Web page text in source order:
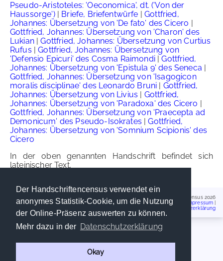
Der Handschriftencensus verwendet ein
anonymes Statistik-Cookie, um die Nutzung
der Online-Präsenz auswerten zu können.
Mehr dazu in der Datenschutzerklärung
Okay
Pseudo-Aristoteles: 'Oeconomica', dt. ('Von der
Haussorge')| Briefe, Briefentwürfe |Gottfried,
Johannes: Übersetzung von 'De fato' des Cicero |
Gottfried, Johannes: Übersetzung von 'Charon' des
Lukian|Gottfried, Johannes: Übersetzung von Curtius
Rufus |Gottfried, Johannes: Übersetzung von
'Defensio Epicuri' des Cosma Raimondi|Gottfried,
Johannes: Übersetzung von 'Epistula 9' des Seneca |
Gottfried, Johannes: Übersetzung von 'Isagogicon
moralis disciplinae' des Leonardo Bruni | Gottfried,
Johannes: Übersetzung von Livius | Gottfried,
Johannes: Übersetzung von 'Paradoxa' des Cicero |
Gottfried, Johannes: Übersetzung von 'Praecepta ad
Demonicum' des Pseudo-Isokrates |Gottfried,
Johannes: Übersetzung von 'Somnium Scipionis' des
Cicero
In der oben genannten Handschrift befindet sich
lateinischer Text.
Handschriftencensus 2026
Impressum
Datenschutzerklärung